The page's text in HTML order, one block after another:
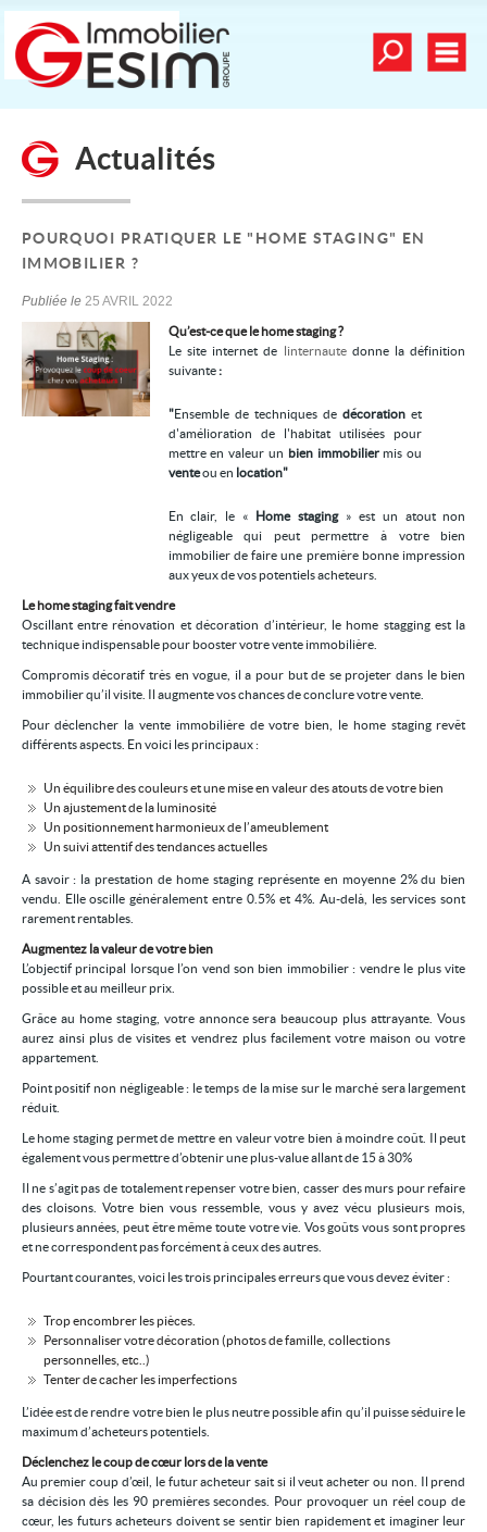
Toutes nos
une estimation
Nos dernières ventes
Alerte email
Mes sélections 0
Notre agence
Méditerranée
Actualités
POURQUOI PRATIQUER LE "HOME STAGING" EN
IMMOBILIER ?
Publiée le 25 AVRIL 2022
Qu’est-ce que le home staging ?
Le site internet de
linternautedonne la définition
suivante:
"Ensemble de techniques dedécoration et
d'amélioration de l'habitat utilisées pour
mettre en valeur un bien immobiliermis ou
venteou en location"
En clair, le « Home staging » est un atout non
négligeable qui peut permettre à votre bien
immobilier de faire une première bonne impression
aux yeux de vos potentiels acheteurs.
Le home staging fait vendre
Oscillant entre rénovation et décoration d’intérieur, le home stagging est la
technique indispensable pour booster votre vente immobilière.
Compromis décoratif très en vogue, il a pour but de se projeter dans le bien
immobilier qu’il visite. Il augmente vos chances de conclure votre vente.
Pour déclencher la vente immobilière de votre bien, le home staging revêt
différents aspects. En voici les principaux :
Un équilibre des couleurs et une mise en valeur des atouts de votre bien
Un ajustement de la luminosité
Un positionnement harmonieux de l’ameublement
Un suivi attentif des tendances actuelles
A savoir : la prestation de home staging représente en moyenne 2% du bien
vendu. Elle oscille généralement entre 0.5% et 4%. Au-delà, les services sont
rarement rentables.
Augmentez la valeur de votre bien
L’objectif principal lorsque l’on vend son bien immobilier : vendre le plus vite
possible et au meilleur prix.
Grâce au home staging, votre annonce sera beaucoup plus attrayante. Vous
aurez ainsi plus de visites et vendrez plus facilement votre maison ou votre
appartement.
Point positif non négligeable : le temps de la mise sur le marché sera largement
réduit.
Le home staging permet de mettre en valeur votre bien à moindre coût. Il peut
également vous permettre d’obtenir une plus-value allant de 15 à 30%
Il ne s’agit pas de totalement repenser votre bien, casser des murs pour refaire
des cloisons. Votre bien vous ressemble, vous y avez vécu plusieurs mois,
plusieurs années, peut être même toute votre vie. Vos goûts vous sont propres
et ne correspondent pas forcément à ceux des autres.
Pourtant courantes, voici les trois principales erreurs que vous devez éviter :
Trop encombrer les pièces.
Personnaliser votre décoration (photos de famille, collections
personnelles, etc..)
Tenter de cacher les imperfections
L’idée est de rendre votre bien le plus neutre possible afin qu’il puisse séduire le
maximum d’acheteurs potentiels.
Déclenchez le coup de cœur lors de la vente
Au premier coup d’œil, le futur acheteur sait si il veut acheter ou non. Il prend
sa décision dès les 90 premières secondes. Pour provoquer un réel coup de
cœur, les futurs acheteurs doivent se sentir bien rapidement et imaginer leur